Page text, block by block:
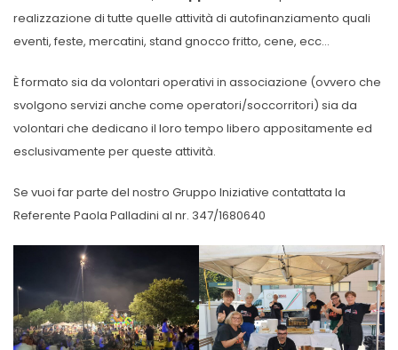
realizzazione di tutte quelle attività di autofinanziamento quali
eventi, feste, mercatini, stand gnocco fritto, cene, ecc…
È formato sia da volontari operativi in associazione (ovvero che
svolgono servizi anche come operatori/soccorritori) sia da
volontari che dedicano il loro tempo libero appositamente ed
esclusivamente per queste attività.
Se vuoi far parte del nostro Gruppo Iniziative contattata la
Referente Paola Palladini al nr. 347/1680640